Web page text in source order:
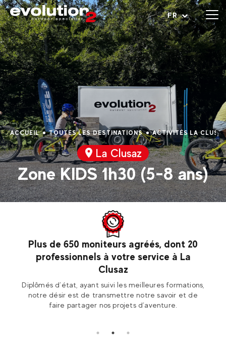
FR
Ouvrir le menu
ACCUEIL TOUTES LES DESTINATIONS ACTIVITÉS LA
La Clusaz
Zone KIDS 1h30 (5-8 ans)
Plus de 650 moniteurs agréés, dont 20
professionnels à votre service à La
Clusaz
Diplômés d’état, ayant suivi les meilleures formations,
notre désir est de transmettre notre savoir et de
faire partager nos projets d’aventure.